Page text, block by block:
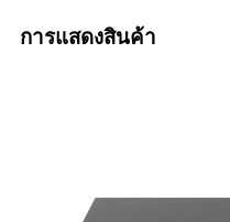
การแสดงสินค้า